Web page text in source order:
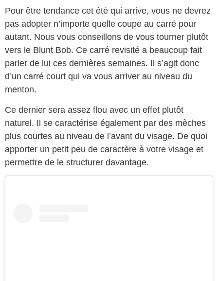
Pour être tendance cet été qui arrive, vous ne devrez
pas adopter n’importe quelle coupe au carré pour
autant. Nous vous conseillons de vous tourner plutôt
vers le Blunt Bob. Ce carré revisité a beaucoup fait
parler de lui ces dernières semaines. Il s’agit donc
d’un carré court qui va vous arriver au niveau du
menton.
Ce dernier sera assez flou avec un effet plutôt
naturel. Il se caractérise également par des mèches
plus courtes au niveau de l’avant du visage. De quoi
apporter un petit peu de caractère à votre visage et
permettre de le structurer davantage.